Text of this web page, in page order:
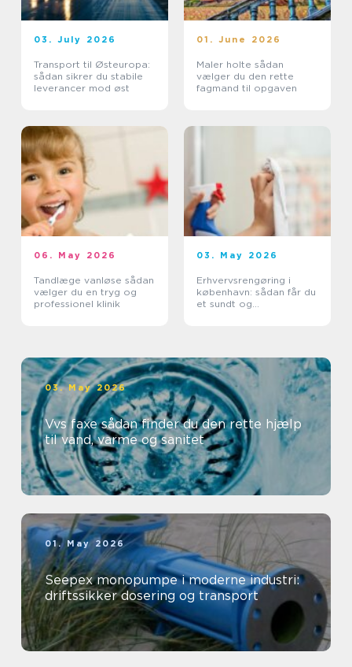
03. July 2026
Transport til Østeuropa:
sådan sikrer du stabile
leverancer mod øst
01. June 2026
Maler holte sådan
vælger du den rette
fagmand til opgaven
06. May 2026
Tandlæge vanløse sådan
vælger du en tryg og
professionel klinik
03. May 2026
Erhvervsrengøring i
københavn: sådan får du
et sundt og
03. May 2026
Vvs faxe sådan finder du den rette hjælp
til vand, varme og sanitet
01. May 2026
Seepex monopumpe i moderne industri:
driftssikker dosering og transport